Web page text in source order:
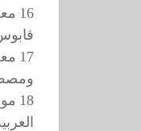
16 معجم اسماء العرب مجموعة (جامعة السلطان قابوس) 1411ه من المؤلفين مؤسسة السلطان
17 معجم الأسماء العربية نديم عدي دار طلاس سوريا 1985م
18 موسوعة الأسماء د. محمد حمود دار الفكر اللبناني بيروت 1995م